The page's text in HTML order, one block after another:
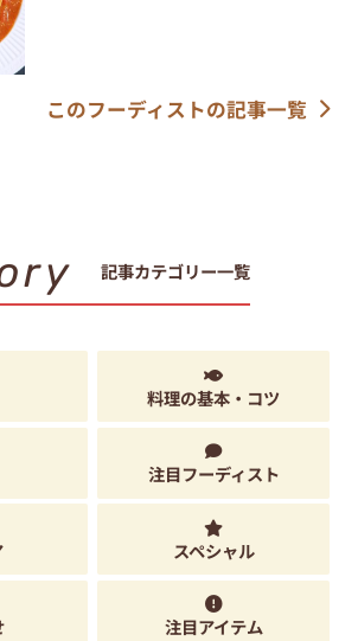
このフーディストの記事一覧
記事カテゴリー一覧
料理の基本・コツ
注目フーディスト
スペシャル
注目アイテム